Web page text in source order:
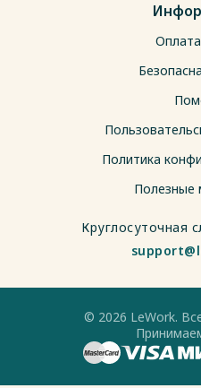
Политика
Полезные
Круглосуточная
© 2026 LeWork.